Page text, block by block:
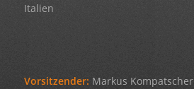
Italien
Vorsitzender: Markus Kompatscher